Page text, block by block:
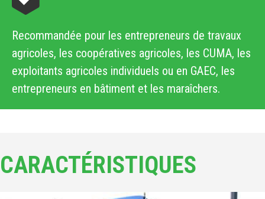
Recommandée pour les entrepreneurs de travaux
agricoles, les coopératives agricoles, les CUMA, les
exploitants agricoles individuels ou en GAEC, les
entrepreneurs en bâtiment et les maraîchers.
CARACTÉRISTIQUES